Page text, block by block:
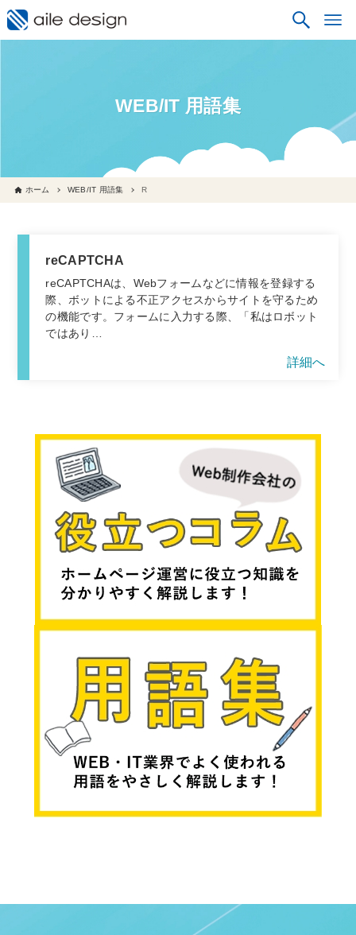
WEB/IT 用語集
ホーム WEB/IT 用語集 R
reCAPTCHA
reCAPTCHAは、Webフォームなどに情報を登録する
際、ボットによる不正アクセスからサイトを守るため
の機能です。フォームに入力する際、「私はロボット
ではあり…